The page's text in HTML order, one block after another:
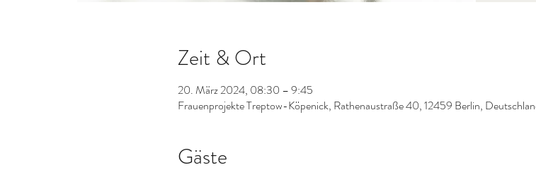
Zeit & Ort
20. März 2024, 08:30 – 9:45
Frauenprojekte Treptow-Köpenick, Rathenaustraße 40, 12459 Berlin,
Gäste